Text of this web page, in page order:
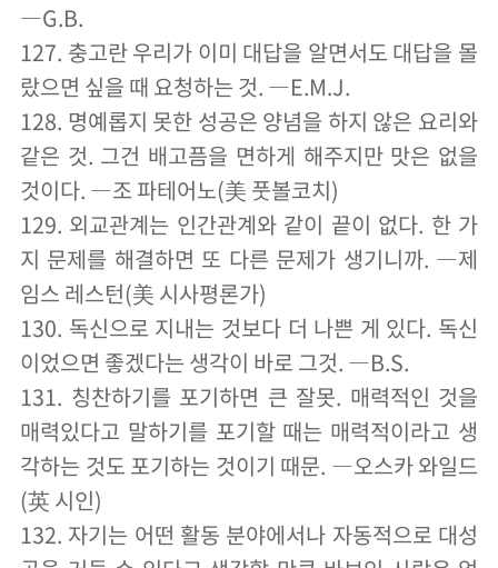
―G.B.
127. 충고란 우리가 이미 대답을 알면서도 대답을 몰
랐으면 싶을 때 요청하는 것. ―E.M.J.
128. 명예롭지 못한 성공은 양념을 하지 않은 요리와
같은 것. 그건 배고픔을 면하게 해주지만 맛은 없을
것이다. ―조 파테어노(美 풋볼코치)
129. 외교관계는 인간관계와 같이 끝이 없다. 한 가
지 문제를 해결하면 또 다른 문제가 생기니까. ―제
임스 레스턴(美 시사평론가)
130. 독신으로 지내는 것보다 더 나쁜 게 있다. 독신
이었으면 좋겠다는 생각이 바로 그것. ―B.S.
131. 칭찬하기를 포기하면 큰 잘못. 매력적인 것을
매력있다고 말하기를 포기할 때는 매력적이라고 생
각하는 것도 포기하는 것이기 때문. ―오스카 와일드
(英 시인)
132. 자기는 어떤 활동 분야에서나 자동적으로 대성